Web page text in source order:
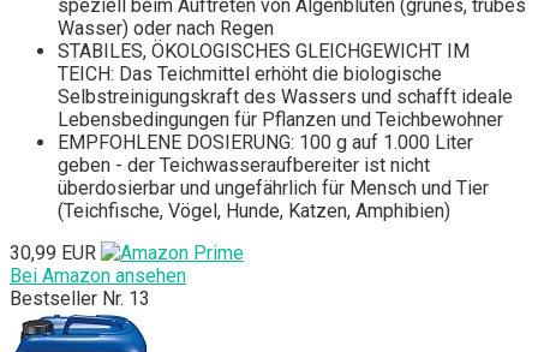
speziell beim Auftreten von Algenblüten (grünes, trübes
Wasser) oder nach Regen
STABILES, ÖKOLOGISCHES GLEICHGEWICHT IM
TEICH: Das Teichmittel erhöht die biologische
Selbstreinigungskraft des Wassers und schafft ideale
Lebensbedingungen für Pflanzen und Teichbewohner
EMPFOHLENE DOSIERUNG: 100 g auf 1.000 Liter
geben - der Teichwasseraufbereiter ist nicht
überdosierbar und ungefährlich für Mensch und Tier
(Teichfische, Vögel, Hunde, Katzen, Amphibien)
30,99 EUR
Bei Amazon ansehen
Bestseller Nr. 13